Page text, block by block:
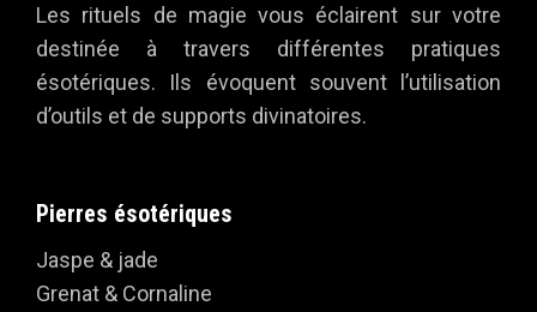
Les rituels de magie vous éclairent sur votre
destinée à travers différentes pratiques
ésotériques. Ils évoquent souvent l’utilisation
d’outils et de supports divinatoires.
Pierres ésotériques
Jaspe & jade
Grenat & Cornaline